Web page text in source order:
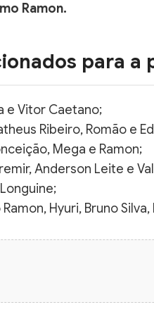
Ramon.
para a
e Vitor Caetano;
Ribeiro, Romão e
Mega e Ramon;
Anderson Leite e
Hyuri, Bruno